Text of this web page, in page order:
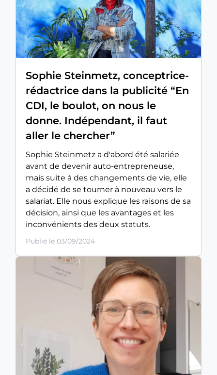
Sophie Steinmetz, conceptrice-
rédactrice dans la publicité “En
CDI, le boulot, on nous le
donne. Indépendant, il faut
aller le chercher”
Sophie Steinmetz a d'abord été salariée
avant de devenir auto-entrepreneuse,
mais suite à des changements de vie, elle
a décidé de se tourner à nouveau vers le
salariat. Elle nous explique les raisons de sa
décision, ainsi que les avantages et les
inconvénients des deux statuts.
Publié le 03/09/2024